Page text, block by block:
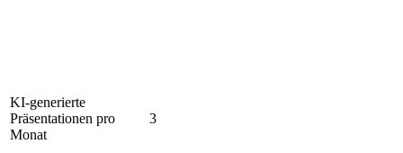
KI-generierte
Präsentationen pro
Monat
3